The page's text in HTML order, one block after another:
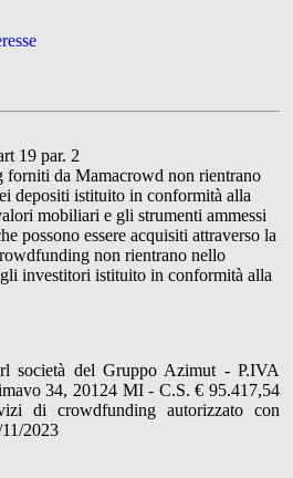
19 par. 2
da Mamacrowd non rientrano
depositi istituito in conformità alla
mobiliari e gli strumenti ammessi
possono essere acquisiti attraverso la
non rientrano nello
investitori istituito in conformità alla
società del Gruppo Azimut - P.IVA
34, 20124 MI - C.S. € 95.417,54
di crowdfunding autorizzato con
2023